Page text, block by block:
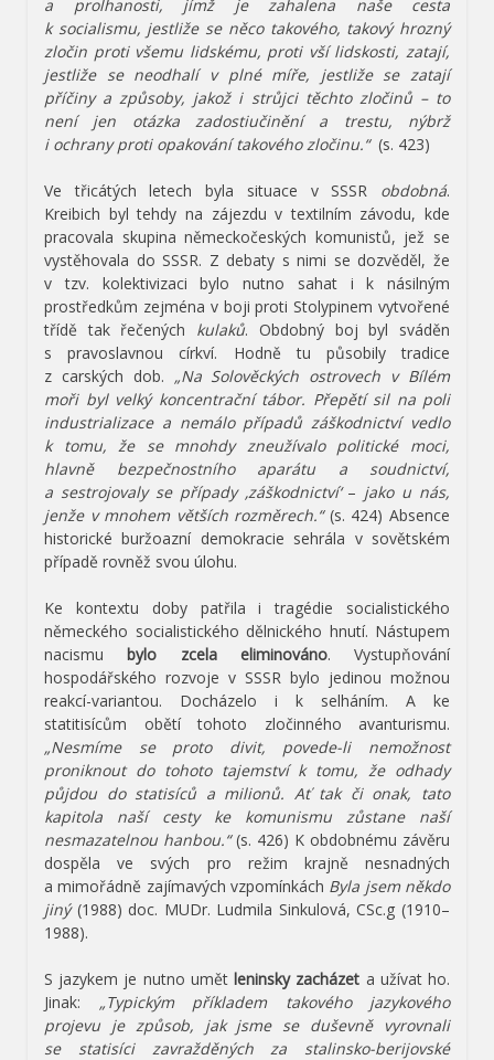
a prolhanosti, jímž je zahalena naše cesta
k socialismu, jestliže se něco takového, takový hrozný
zločin proti všemu lidskému, proti vší lidskosti, zatají,
jestliže se neodhalí v plné míře, jestliže se zatají
příčiny a způsoby, jakož i strůjci těchto zločinů – to
není jen otázka zadostiučinění a trestu, nýbrž
i ochrany proti opakování takového zločinu.“ (s. 423)
Ve třicátých letech byla situace v SSSR obdobná.
Kreibich byl tehdy na zájezdu v textilním závodu, kde
pracovala skupina německočeských komunistů, jež se
vystěhovala do SSSR. Z debaty s nimi se dozvěděl, že
v tzv. kolektivizaci bylo nutno sahat i k násilným
prostředkům zejména v boji proti Stolypinem vytvořené
třídě tak řečených kulaků. Obdobný boj byl sváděn
s pravoslavnou církví. Hodně tu působily tradice
z carských dob. „Na Solověckých ostrovech v Bílém
moři byl velký koncentrační tábor. Přepětí sil na poli
industrializace a nemálo případů záškodnictví vedlo
k tomu, že se mnohdy zneužívalo politické moci,
hlavně bezpečnostního aparátu a soudnictví,
a sestrojovaly se případy ‚záškodnictví‘– jako u nás,
jenže v mnohem větších rozměrech.“(s. 424) Absence
historické buržoazní demokracie sehrála v sovětském
případě rovněž svou úlohu.
Ke kontextu doby patřila i tragédie socialistického
německého socialistického dělnického hnutí. Nástupem
nacismubylo zcela eliminováno. Vystupňování
hospodářského rozvoje v SSSR bylo jedinou možnou
reakcí-variantou. Docházelo i k selháním. A ke
statitisícům obětí tohoto zločinného avanturismu.
„Nesmíme se proto divit, povede-li nemožnost
proniknout do tohoto tajemství k tomu, že odhady
půjdou do statisíců a milionů. Ať tak či onak, tato
kapitola naší cesty ke komunismu zůstane naší
nesmazatelnou hanbou.“(s. 426) K obdobnému závěru
dospěla ve svých pro režim krajně nesnadných
a mimořádně zajímavých vzpomínkách Byla jsem někdo
jiný (1988) doc. MUDr. Ludmila Sinkulová, CSc.g (1910–
1988).
S jazykem je nutno umětleninsky zacházet a užívat ho.
Jinak: „Typickým příkladem takového jazykového
projevu je způsob, jak jsme se duševně vyrovnali
se statisíci zavražděných za stalinsko-berijovské